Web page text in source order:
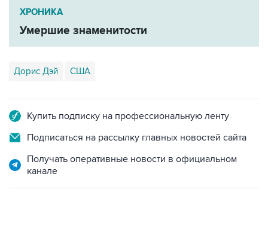
ХРОНИКА
Умершие знаменитости
Дорис Дэй США
Купить подписку на профессиональную ленту
Подписаться на рассылку главных новостей сайта
Получать оперативные новости в официальном
канале